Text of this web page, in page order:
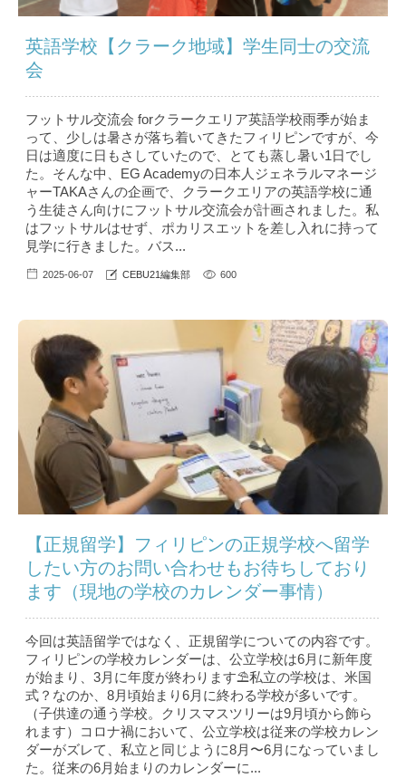
英語学校【クラーク地域】学生同士の交流
会
フットサル交流会 forクラークエリア英語学校雨季が始ま
って、少しは暑さが落ち着いてきたフィリピンですが、今
日は適度に日もさしていたので、とても蒸し暑い1日でし
た。そんな中、EG Academyの日本人ジェネラルマネージ
ャーTAKAさんの企画で、クラークエリアの英語学校に通
う生徒さん向けにフットサル交流会が計画されました。私
はフットサルはせず、ポカリスエットを差し入れに持って
見学に行きました。バス...
2025-06-07 CEBU21編集部 600
【正規留学】フィリピンの正規学校へ留学
したい方のお問い合わせもお待ちしており
ます（現地の学校のカレンダー事情）
今回は英語留学ではなく、正規留学についての内容です。
フィリピンの学校カレンダーは、公立学校は6月に新年度
が始まり、3月に年度が終わります⛱私立の学校は、米国
式？なのか、8月頃始まり6月に終わる学校が多いです。
（子供達の通う学校。クリスマスツリーは9月頃から飾ら
れます）コロナ禍において、公立学校は従来の学校カレン
ダーがズレて、私立と同じように8月〜6月になっていまし
た。従来の6月始まりのカレンダーに...